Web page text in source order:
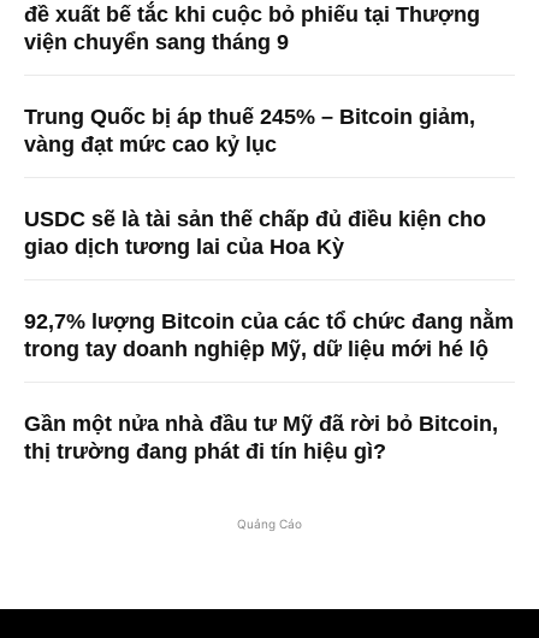
đề xuất bế tắc khi cuộc bỏ phiếu tại Thượng
viện chuyển sang tháng 9
Trung Quốc bị áp thuế 245% – Bitcoin giảm,
vàng đạt mức cao kỷ lục
USDC sẽ là tài sản thế chấp đủ điều kiện cho
giao dịch tương lai của Hoa Kỳ
92,7% lượng Bitcoin của các tổ chức đang nằm
trong tay doanh nghiệp Mỹ, dữ liệu mới hé lộ
Gần một nửa nhà đầu tư Mỹ đã rời bỏ Bitcoin,
thị trường đang phát đi tín hiệu gì?
Quảng Cáo